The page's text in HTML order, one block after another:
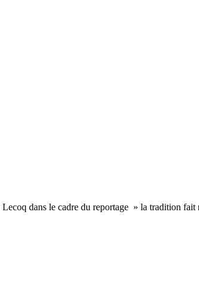
dans le cadre du reportage » la tradition